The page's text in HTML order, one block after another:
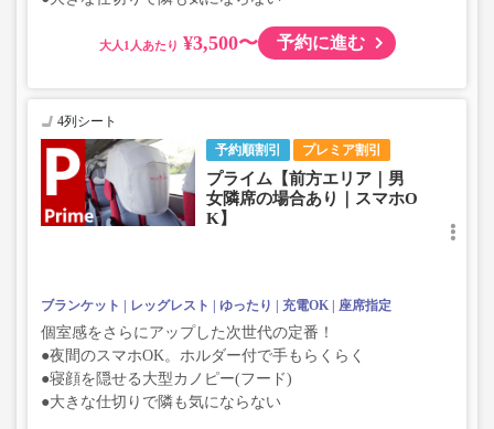
大人 ¥3,500〜 予約に進む
予約順割引 プレミア割引
4列シート
プライム【前方エリア｜男
女隣席の場合あり｜スマホO
K】
ブランケット レッグレスト ゆったり 充電OK 座席指定
個室感をさらにアップした次世代の定番！
●夜間のスマホOK。ホルダー付で手もらくらく
●寝顔を隠せる大型カノピー(フード)
●大きな仕切りで隣も気にならない